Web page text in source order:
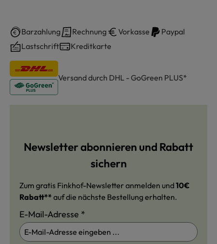
Barzahlung Rechnung Vorkasse
Paypal
Lastschrift
Kreditkarte
Versand durch DHL - GoGreen PLUS*
Newsletter abonnieren und Rabatt
sichern
Zum gratis Finkhof-Newsletter anmelden und10€
Rabatt** auf die nächste Bestellung erhalten.
E-Mail-Adresse *